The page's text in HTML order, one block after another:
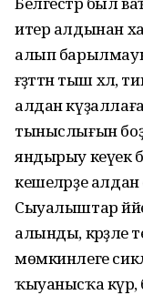
итер алдынан
алып
ғәҙәттән тыш
алдан
тыныслығын
яндырыу кеүек
кешеләрҙе
Сыуалыштар
алынды, кәрәҙле
мөмкинлеге
ҡыуанысҡа